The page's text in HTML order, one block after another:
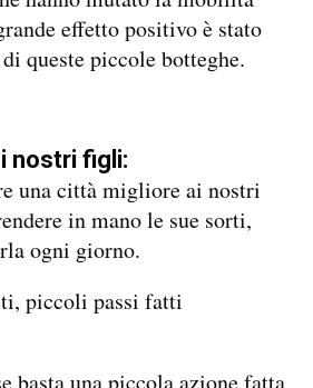
effetto positivo è stato
queste piccole botteghe.
nostri figli:
una città migliore ai nostri
in mano le sue sorti,
ogni giorno.
piccoli passi fatti
basta una piccola azione fatta